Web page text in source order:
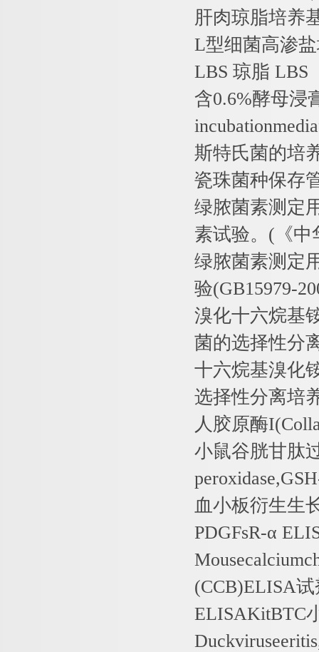
肝肉琼脂培养
L型细菌高渗
LBS 琼脂 LBS
含0.6%酵母浸
incubationmedia
斯特氏菌的培
瓷珠菌种保存
绿脓菌素测定
素试验。 ( 《
绿脓菌素测定
验(GB15979-
溴化十六烷基
菌的选择性分
十六烷基溴化
选择性分离培
人胶原酶
小鼠谷胱甘肽
血小板衍生生
PDGFsR-α
(CCB)ELISA试
ELISAKitBTC